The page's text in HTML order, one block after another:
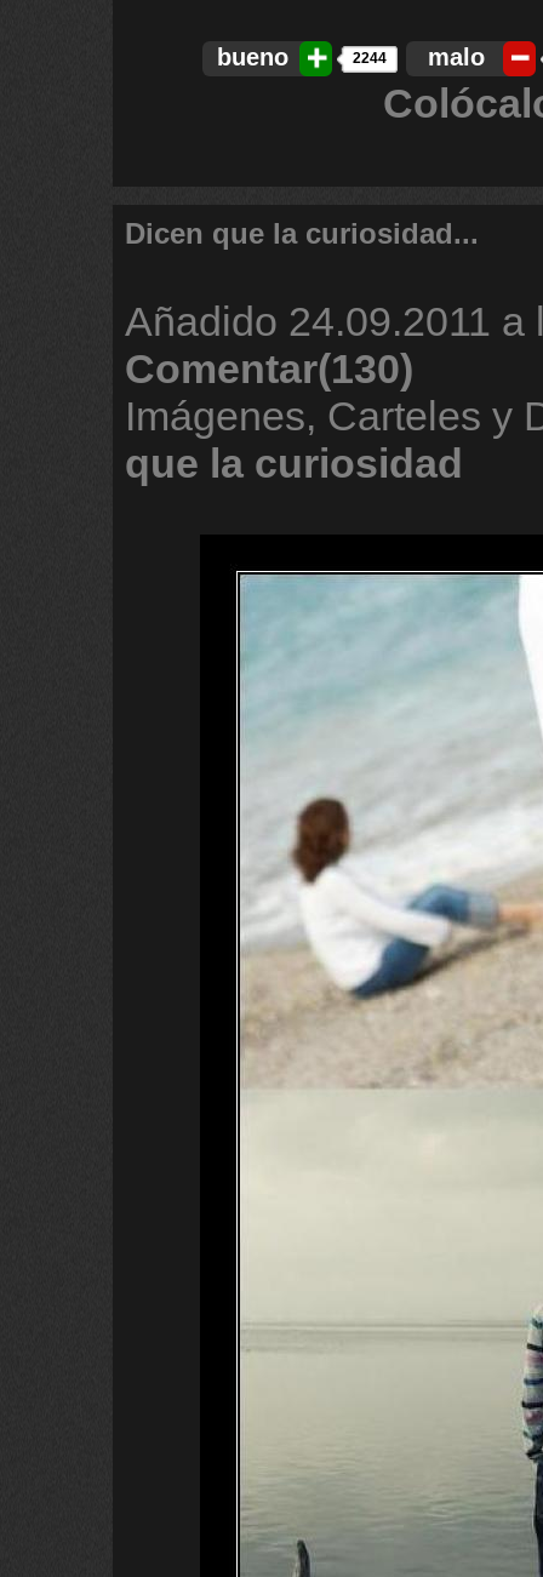
bueno 2244 malo
Dicen que la curiosidad...
Añadido 24.09.2011 a
Comentar(130)
Imágenes, Carteles y
que la curiosidad